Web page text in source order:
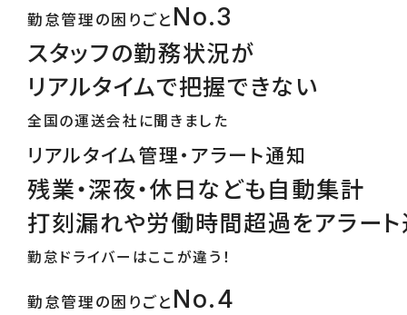
勤怠管理の困りごと No.3
スタッフの勤務状況が
リアルタイムで把握できない
全国の運送会社に聞きました
リアルタイム管理・アラート通知
残業・深夜・休日なども自動集計
打刻漏れや労働時間超過をアラー
勤怠ドライバーはここが違う！
勤怠管理の困りごと No.4